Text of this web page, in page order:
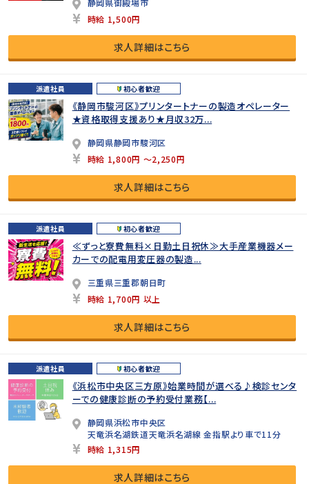
時給 1,500円
求人詳細はこちら
派遣社員 初心者歓迎
《静岡市駿河区》プリンタートナーの製造オペレーター
★資格取得支援あり★月収32万...
静岡県静岡市駿河区
時給 1,800円 ～2,250円
求人詳細はこちら
派遣社員 初心者歓迎
≪ずっと寮費無料×日勤土日祝休≫大手産業機器メー
カーでの配電用変圧器の製造...
三重県三重郡朝日町
時給 1,700円 以上
求人詳細はこちら
派遣社員 初心者歓迎
《浜松市中央区三方原》始業時間が選べる♪検診センタ
ーでの健康診断の予約受付業務【...
静岡県浜松市中央区
天竜浜名湖鉄道天竜浜名湖線 金指駅より車で11分
時給 1,315円
求人詳細はこちら